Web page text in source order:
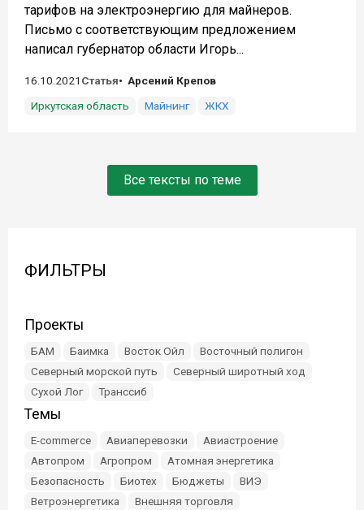
тарифов на электроэнергию для майнеров.
Письмо с соответствующим предложением
написал губернатор области Игорь...
16.10.2021 Статья
Арсений Крепов
Иркутская область
Майнинг ЖКХ
Все тексты по теме
ФИЛЬТРЫ
Проекты
БАМ Баимка Восток Ойл
Восточный полигон
Северный морской путь
Северный широтный ход
Сухой Лог
Транссиб
Темы
E-commerce Авиаперевозки
Авиастроение
Автопром
Агропром
Атомная энергетика
Безопасность
Биотех Бюджеты
ВИЭ
Ветроэнергетика
Внешняя торговля